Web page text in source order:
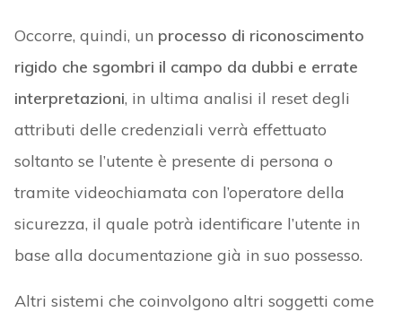
Occorre, quindi, un processo di riconoscimento
rigido che sgombri il campo da dubbi e errate
interpretazioni, in ultima analisi il reset degli
attributi delle credenziali verrà effettuato
soltanto se l’utente è presente di persona o
tramite videochiamata con l’operatore della
sicurezza, il quale potrà identificare l’utente in
base alla documentazione già in suo possesso.
Altri sistemi che coinvolgono altri soggetti come